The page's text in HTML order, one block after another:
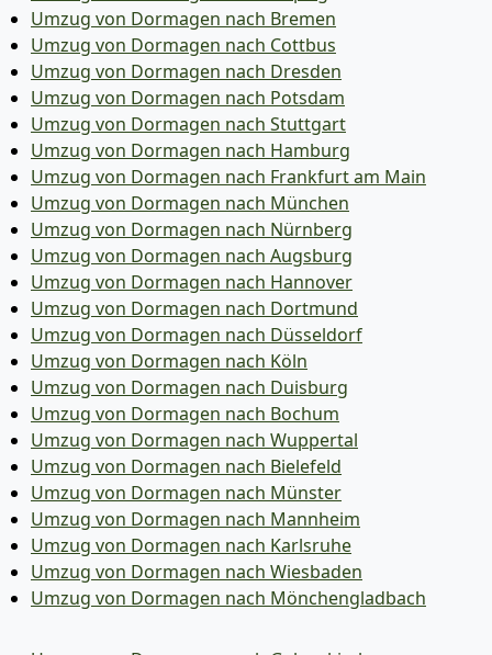
Umzug von Dormagen nach Bremen
Umzug von Dormagen nach Cottbus
Umzug von Dormagen nach Dresden
Umzug von Dormagen nach Potsdam
Umzug von Dormagen nach Stuttgart
Umzug von Dormagen nach Hamburg
Umzug von Dormagen nach Frankfurt am Main
Umzug von Dormagen nach München
Umzug von Dormagen nach Nürnberg
Umzug von Dormagen nach Augsburg
Umzug von Dormagen nach Hannover
Umzug von Dormagen nach Dortmund
Umzug von Dormagen nach Düsseldorf
Umzug von Dormagen nach Köln
Umzug von Dormagen nach Duisburg
Umzug von Dormagen nach Bochum
Umzug von Dormagen nach Wuppertal
Umzug von Dormagen nach Bielefeld
Umzug von Dormagen nach Münster
Umzug von Dormagen nach Mannheim
Umzug von Dormagen nach Karlsruhe
Umzug von Dormagen nach Wiesbaden
Umzug von Dormagen nach Mönchen­gladbach